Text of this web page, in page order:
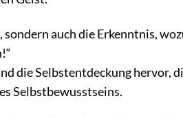
auch die Erkenntnis,
die Selbstentdeckung hervor,
Selbstbewusstseins.